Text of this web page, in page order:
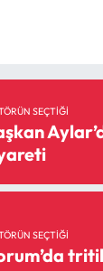
SEÇTIĞI
SEÇTIĞI